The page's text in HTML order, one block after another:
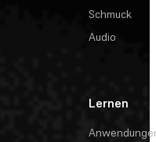
Schmuck
Audio
Lernen